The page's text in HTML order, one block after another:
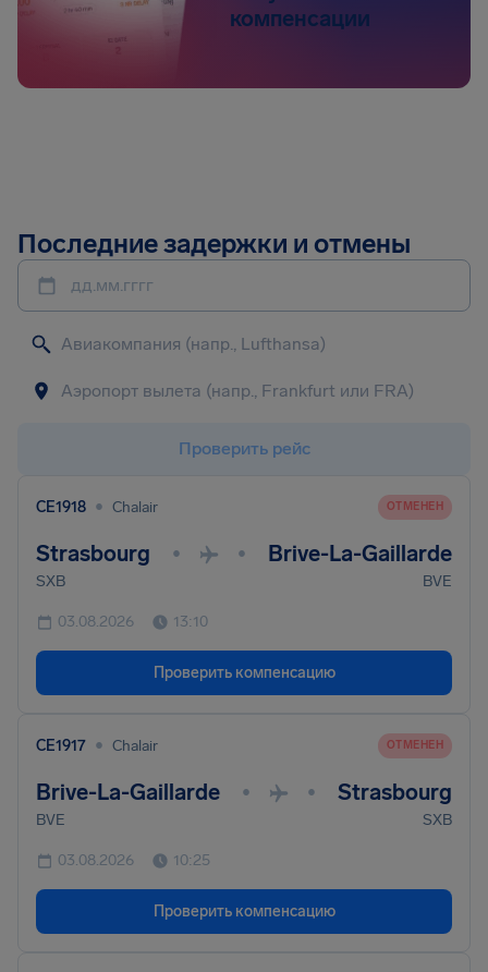
компенсации
Последние задержки и отмены
дд.мм.гггг
Проверить рейс
CE1918 • Chalair ОТМЕНЕН
Strasbourg • • Brive-La-Gaillarde
SXB BVE
03.08.2026 13:10
Проверить компенсацию
CE1917 • Chalair ОТМЕНЕН
Brive-La-Gaillarde • • Strasbourg
BVE SXB
03.08.2026 10:25
Проверить компенсацию